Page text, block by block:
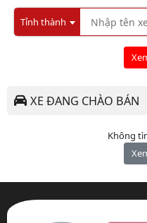
Tỉnh thành
XE ĐANG CHÀO BÁN
Không